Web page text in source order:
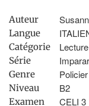
Auteur
Langue
Catégorie
Série
Genre Policier
Niveau B2
Examen CELI 3